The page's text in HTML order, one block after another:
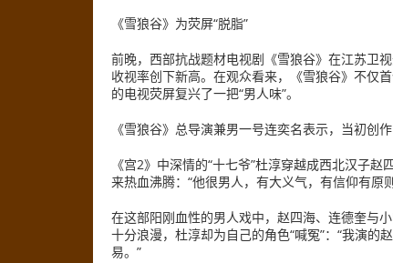
《雪狼谷》为荧屏“脱脂”
前晚，西部抗战题材电视剧《雪狼谷》在江苏卫
收视率创下新高。在观众看来，《雪狼谷》不仅
的电视荧屏复兴了一把“男人味”。
《雪狼谷》总导演兼男一号连奕名表示，当初创
《宫2》中深情的“十七爷”杜淳穿越成西北汉子
来热血沸腾：“他很男人，有大义气，有信仰有原
在这部阳刚血性的男人戏中，赵四海、连德奎与
十分浪漫，杜淳却为自己的角色“喊冤”：“我演
易。”